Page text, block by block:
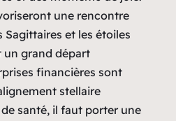
une rencontre
Sagittaires et les étoiles
un grand départ
financières sont
stellaire
santé, il faut porter une